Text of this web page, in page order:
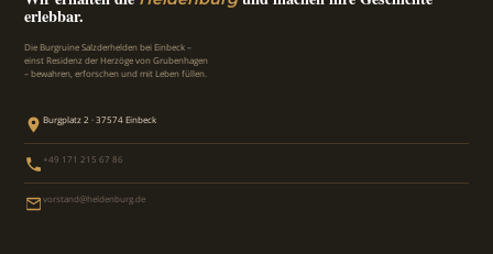
erlebbar.
Die Burgruine Salzderhelden bei Einbeck –
einst Residenz der Herzöge von Grubenhagen
– bewahren, erforschen und mit Leben füllen.
Burgplatz 2 · 37574 Einbeck
+49 171 215 67 86
vorstand@heldenburg.de